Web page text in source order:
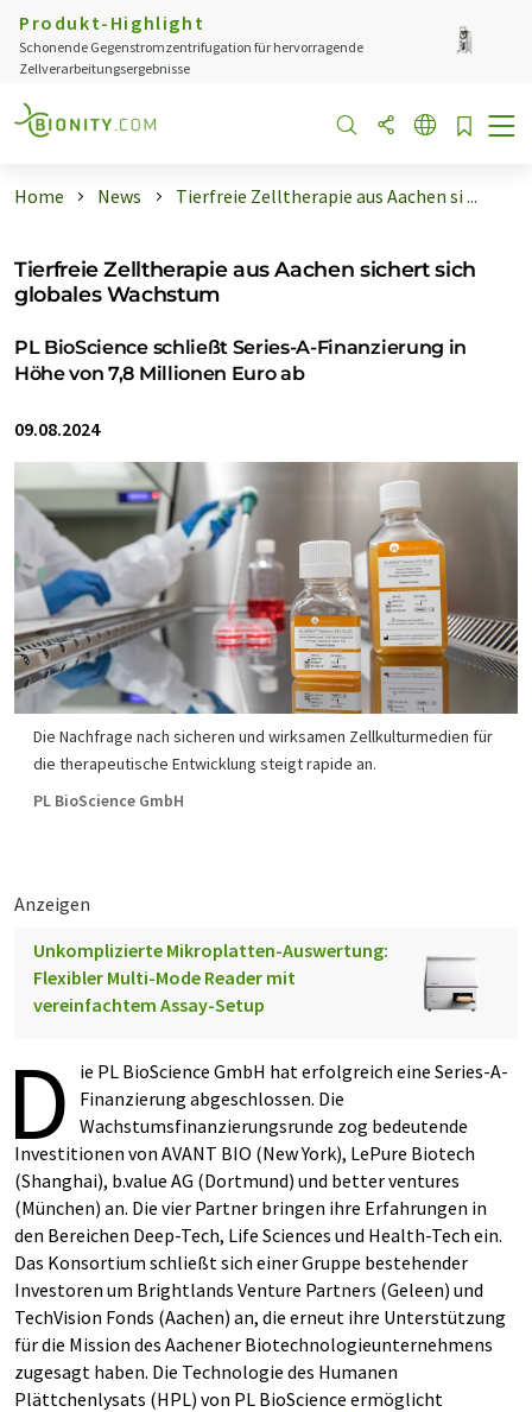
Produkt-Highlight
Schonende Gegenstromzentrifugation für hervorragende
Zellverarbeitungsergebnisse
Home News Tierfreie Zelltherapie aus Aachen si ...
Tierfreie Zelltherapie aus Aachen sichert sich
globales Wachstum
PL BioScience schließt Series-A-Finanzierung in
Höhe von 7,8 Millionen Euro ab
09.08.2024
Die Nachfrage nach sicheren und wirksamen Zellkulturmedien für
die therapeutische Entwicklung steigt rapide an.
PL BioScience GmbH
Anzeigen
Unkomplizierte Mikroplatten-Auswertung:
Flexibler Multi-Mode Reader mit
vereinfachtem Assay-Setup
D
ie PL BioScience GmbH hat erfolgreich eine Series-A-
Finanzierung abgeschlossen. Die
Wachstumsfinanzierungsrunde zog bedeutende
Investitionen von AVANT BIO (New York), LePure Biotech
(Shanghai), b.value AG (Dortmund) und better ventures
(München) an. Die vier Partner bringen ihre Erfahrungen in
den Bereichen Deep-Tech, Life Sciences und Health-Tech ein.
Das Konsortium schließt sich einer Gruppe bestehender
Investoren um Brightlands Venture Partners (Geleen) und
TechVision Fonds (Aachen) an, die erneut ihre Unterstützung
für die Mission des Aachener Biotechnologieunternehmens
zugesagt haben. Die Technologie des Humanen
Plättchenlysats (HPL) von PL BioScience ermöglicht